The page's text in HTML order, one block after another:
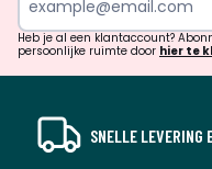
Heb je al een klantaccount?
persoonlijke ruimte door hier te
SNELLE LEVERING